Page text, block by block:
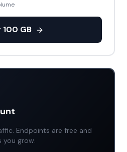
100 GB
Endpoints are free and
you grow.